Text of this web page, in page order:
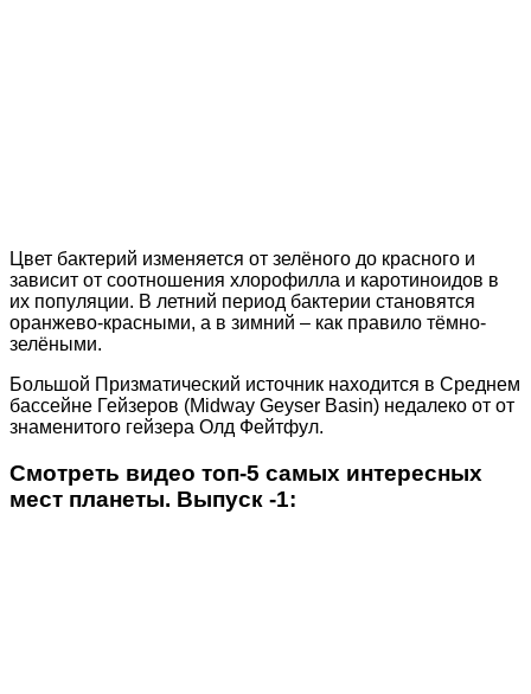
Цвет бактерий изменяется от зелёного до красного и
зависит от соотношения хлорофилла и каротиноидов в
их популяции. В летний период бактерии становятся
оранжево-красными, а в зимний – как правило тёмно-
зелёными.
Большой Призматический источник находится в Среднем
бассейне Гейзеров (Midway Geyser Basin) недалеко от от
знаменитого гейзера Олд Фейтфул.
Смотреть видео топ-5 самых интересных
мест планеты. Выпуск -1: